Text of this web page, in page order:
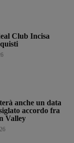
Club Incisa
anche un data
accordo fra
Valley